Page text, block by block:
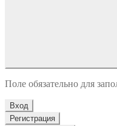
Поле обязательно для
Вход
Регистрация